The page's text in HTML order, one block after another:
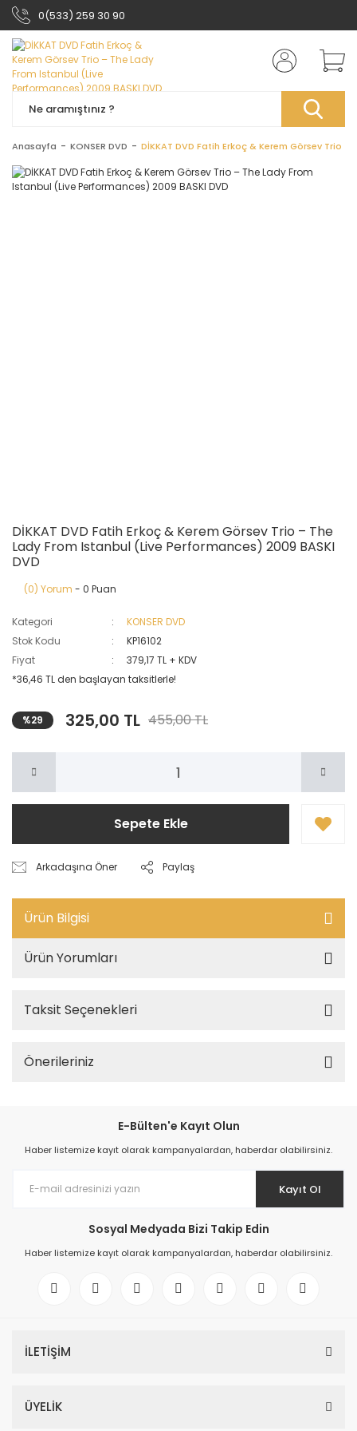
0(533) 259 30 90
Anasayfa KONSER DVD DİKKAT DVD Fatih Erkoç & Kerem Görsev Trio
DİKKAT DVD Fatih Erkoç & Kerem Görsev Trio ‎– The
Lady From Istanbul (Live Performances) 2009 BASKI
DVD
(0) Yorum - 0 Puan
Kategori
KONSER DVD
Stok Kodu
KP16102
Fiyat
379,17 TL + KDV
*36,46 TL den başlayan taksitlerle!
%29 325,00 TL 455,00 TL
Sepete Ekle
Arkadaşına Öner Paylaş
Ürün Bilgisi
Ürün Yorumları
Taksit Seçenekleri
Önerileriniz
E-Bülten'e Kayıt Olun
Haber listemize kayıt olarak kampanyalardan, haberdar olabilirsiniz.
Kayıt Ol
Sosyal Medyada Bizi Takip Edin
Haber listemize kayıt olarak kampanyalardan, haberdar olabilirsiniz.
İLETİŞİM
ÜYELİK